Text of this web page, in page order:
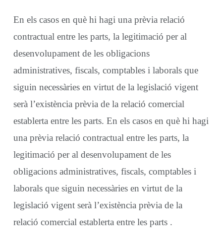
En els casos en què hi hagi una prèvia relació
contractual entre les parts, la legitimació per al
desenvolupament de les obligacions
administratives, fiscals, comptables i laborals que
siguin necessàries en virtut de la legislació vigent
serà l’existència prèvia de la relació comercial
establerta entre les parts. En els casos en què hi hagi
una prèvia relació contractual entre les parts, la
legitimació per al desenvolupament de les
obligacions administratives, fiscals, comptables i
laborals que siguin necessàries en virtut de la
legislació vigent serà l’existència prèvia de la
relació comercial establerta entre les parts .